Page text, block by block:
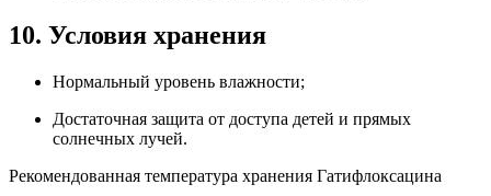
10. Условия хранения
Нормальный уровень влажности;
Достаточная защита от доступа детей и прямых
солнечных лучей.
Рекомендованная температура хранения Гатифлоксацина